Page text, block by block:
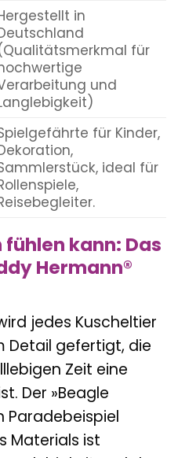
in
für
und
für Kinder,
ideal für
kann: Das
Hermann®
jedes Kuscheltier
Detail gefertigt, die
Zeit eine
Der »Beagle
Paradebeispiel
Materials ist